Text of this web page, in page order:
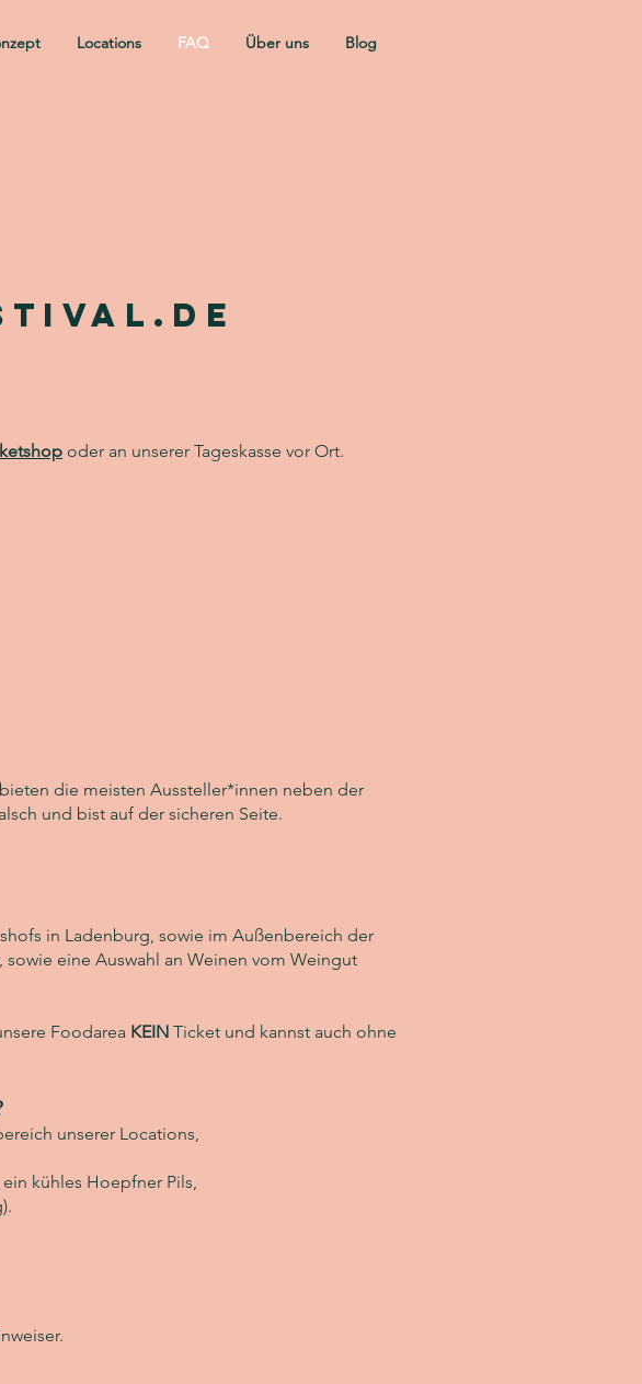
Locations FAQ Über uns Blog
oder an unserer Tageskasse vor Ort.
die meisten Aussteller*innen neben der
und bist auf der sicheren Seite.
in Ladenburg, sowie im Außenbereich der
eine Auswahl an Weinen vom Weingut
Foodarea KEIN Ticket und kannst auch ohne
unserer Locations,
kühles Hoepfner Pils,